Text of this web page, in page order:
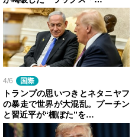
4/6 国際
トランプの思いつきとネタニヤフ
の暴走で世界が大混乱。プーチン
と習近平が“棚ぼた”を…